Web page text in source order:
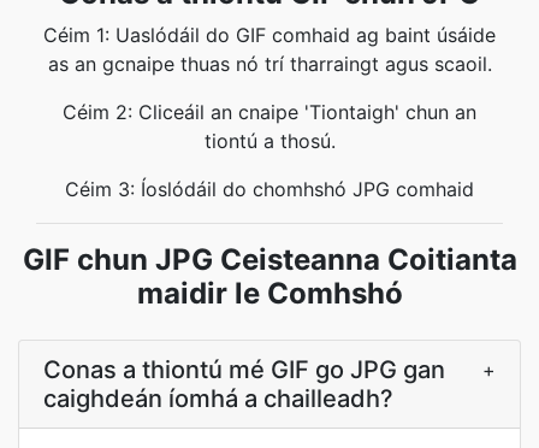
Céim 1: Uaslódáil do GIF comhaid ag baint úsáide
as an gcnaipe thuas nó trí tharraingt agus scaoil.
Céim 2: Cliceáil an cnaipe 'Tiontaigh' chun an
tiontú a thosú.
Céim 3: Íoslódáil do chomhshó JPG comhaid
GIF chun JPG Ceisteanna Coitianta
maidir le Comhshó
Conas a thiontú mé GIF go JPG gan
caighdeán íomhá a chailleadh?
+